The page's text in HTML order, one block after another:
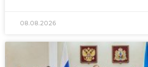
08.08.2026